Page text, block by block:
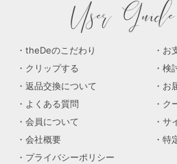
User Guide
theDeのこだわり
お
クリップする
検
返品交換について
お
よくある質問
ク
会員について
サ
会社概要
特
プライバシーポリシー